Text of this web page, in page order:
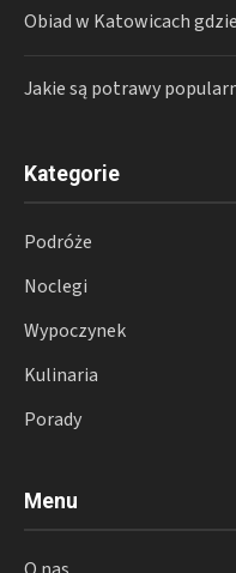
Obiad w Katowicach
Jakie są potrawy
Kategorie
Podróże
Noclegi
Wypoczynek
Kulinaria
Porady
Menu